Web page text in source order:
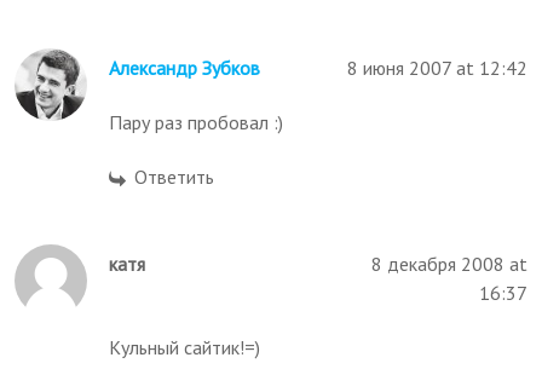
Александр Зубков 8 июня 2007 at 12:42
Пару раз пробовал :)
Ответить
катя
8 декабря 2008 at
16:37
Кульный сайтик!=)